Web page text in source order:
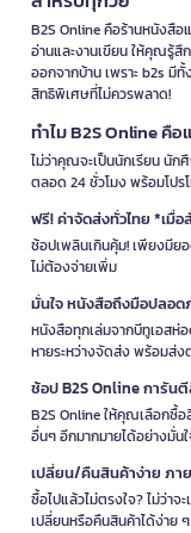
B2S Online คือร้านหนังสือ
อ่านและงานเขียน ให้คุณรู้สึ
ออกจากบ้าน เพราะ b2s
สิทธิพิเศษที่ไม่ควรพลาด!
ทำไม B2S Online
ไม่ว่าคุณจะเป็นนักเรียน นั
ตลอด 24 ชั่วโมง พร้อมโปร
ฟรี! ค่าจัดส่งทั่วไทย *เมื่
ช้อปเพลินเกินคุ้ม! เพียงมี
ไม่ต้องจ่ายเพิ่ม
มั่นใจ หนังสือถึงมือปลอ
หนังสือทุกเล่มจากบีทูเอสห่
หายระหว่างจัดส่ง พร้อม
ช้อป B2S Online การัน
B2S Online ให้คุณเลือกซื้อ
อื่นๆ อีกมากมายได้อย่างมั่น
เปลี่ยน/คืนสินค้าง่าย ภาย
ซื้อไปแล้วไม่ตรงใจ? ไม่ว่า
เปลี่ยนหรือคืนสินค้าได้ง่าย